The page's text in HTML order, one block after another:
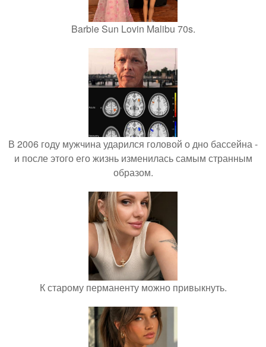
Barbie Sun Lovin Malibu 70s.
В 2006 году мужчина ударился головой о дно бассейна -
и после этого его жизнь изменилась самым странным
образом.
К старому перманенту можно привыкнуть.